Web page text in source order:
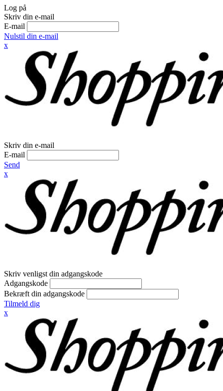
Log på
Skriv din e-mail
E-mail
Nulstil din e-mail
x
Skriv din e-mail
E-mail
Send
x
Skriv venligst din adgangskode
Adgangskode
Bekræft din adgangskode
Tilmeld dig
x